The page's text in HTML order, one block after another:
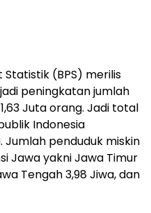
Statistik (BPS) merilis
peningkatan jumlah
Juta orang. Jadi total
Indonesia
Jumlah penduduk miskin
Jawa yakni Jawa Timur
Tengah 3,98 Jiwa, dan